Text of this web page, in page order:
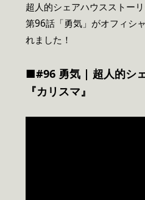
超人的シェアハウスストー
第96話「勇気」がオフィシ
れました！
■#96 勇気 | 超人的シ
『カリスマ』